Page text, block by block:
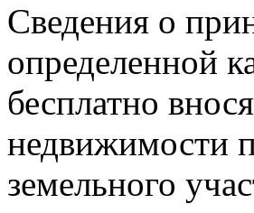
Сведения о
определенной
бесплатно
недвижимости
земельного